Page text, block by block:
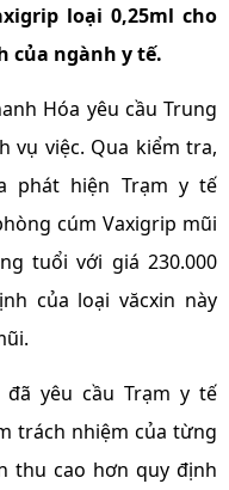
loại 0,25ml cho
của ngành y tế.
Hóa yêu cầu Trung
vụ việc. Qua kiểm tra,
phát hiện Trạm y tế
cúm Vaxigrip mũi
tuổi với giá 230.000
của loại văcxin này
yêu cầu Trạm y tế
trách nhiệm của từng
thu cao hơn quy định